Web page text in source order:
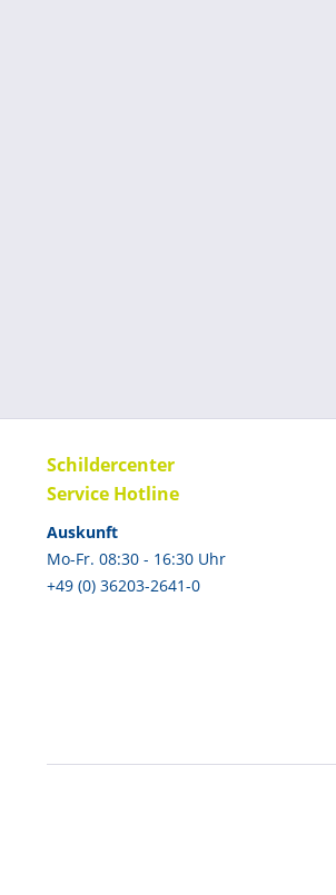
Schildercenter
Service Hotline
Auskunft
Mo-Fr. 08:30 - 16:30 Uhr
+49 (0) 36203-2641-0